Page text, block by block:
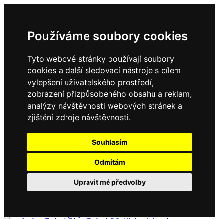
Používáme soubory cookies
Tyto webové stránky používají soubory
cookies a další sledovací nástroje s cílem
vylepšení uživatelského prostředí,
zobrazení přizpůsobeného obsahu a reklam,
analýzy návštěvnosti webových stránek a
zjištění zdroje návštěvnosti.
Souhlasím
Odmítám
Upravit mé předvolby
Domů
Kontakty
Úřední deska
Vyhlášky
Složení zastupitelstva